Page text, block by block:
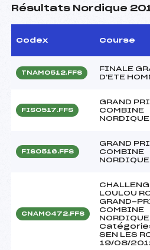
Résultats Nordique
Codex Course
TNAM0512.FFS
FINALE
D'ETE
FIS0517.FFS
GRAND
COMBINE
FIS0516.FFS
GRAND
COMBINE
CNAM0472.FFS
LOULOU
GRAND-
COMBINE
NORDIQUE
SEN LES
19/08/